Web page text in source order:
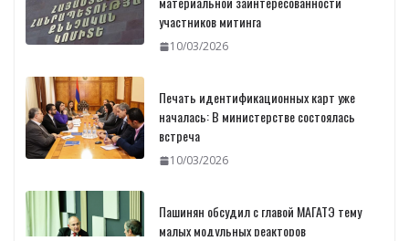
участников митинга
10/03/2026
Печать идентификационных карт уже
началась: В министерстве состоялась
встреча
10/03/2026
Пашинян обсудил с главой МАГАТЭ тему
малых модульных реакторов